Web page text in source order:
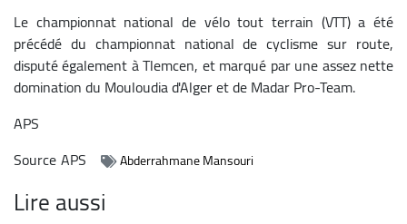
Le championnat national de vélo tout terrain (VTT) a été
précédé du championnat national de cyclisme sur route,
disputé également à Tlemcen, et marqué par une assez nette
domination du Mouloudia d'Alger et de Madar Pro-Team.
APS
SourceAPS Abderrahmane Mansouri
Lire aussi